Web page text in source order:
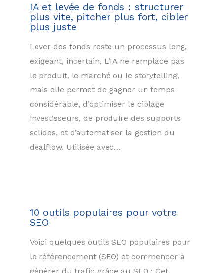
IA et levée de fonds : structurer
plus vite, pitcher plus fort, cibler
plus juste
Lever des fonds reste un processus long,
exigeant, incertain. L’IA ne remplace pas
le produit, le marché ou le storytelling,
mais elle permet de gagner un temps
considérable, d’optimiser le ciblage
investisseurs, de produire des supports
solides, et d’automatiser la gestion du
dealflow. Utilisée avec…
10 outils populaires pour votre
SEO
Voici quelques outils SEO populaires pour
le référencement (SEO) et commencer à
générer du trafic grâce au SEO : Cet